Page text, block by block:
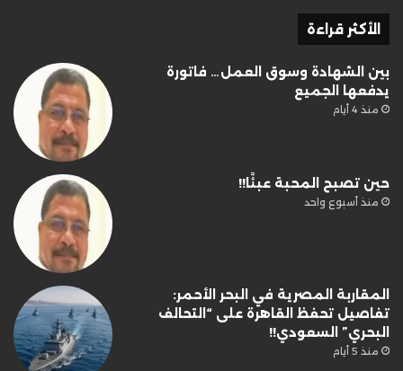
الأكثر قراءة
بين الشهادة وسوق العمل… فاتورة
يدفعها الجميع
منذ 4 أيام
حين تصبح المحبة عبئًا!!
منذ أسبوع واحد
المقاربة المصرية في البحر الأحمر:
تفاصيل تحفظ القاهرة على “التحالف
البحري” السعودي!!
منذ 5 أيام